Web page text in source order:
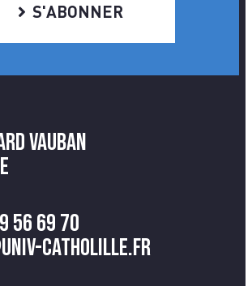
S'ABONNER
Vauban
56 69 70
catholille.fr